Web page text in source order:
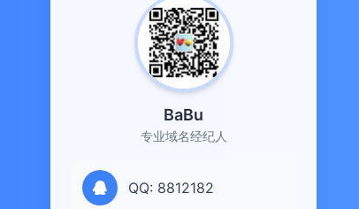
BaBu
专业域名经纪人
QQ: 8812182